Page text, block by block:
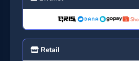
Retail